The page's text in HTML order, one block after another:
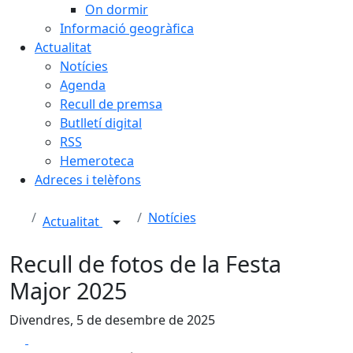
On dormir
Informació geogràfica
Actualitat
Notícies
Agenda
Recull de premsa
Butlletí digital
RSS
Hemeroteca
Adreces i telèfons
Actualitat Notícies
Recull de fotos de la Festa
Major 2025
Divendres, 5 de desembre de 2025